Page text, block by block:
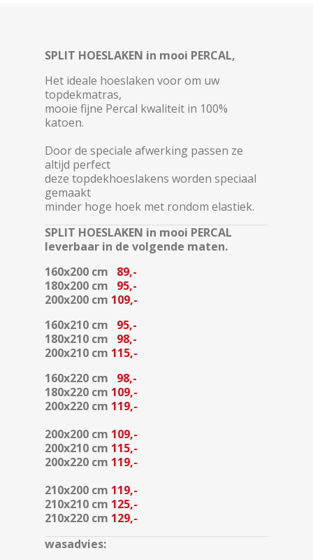
SPLIT HOESLAKEN in mooi PERCAL,
Het ideale hoeslaken voor om uw
topdekmatras,
mooie fijne Percal kwaliteit in 100%
katoen.
Door de speciale afwerking passen ze
altijd perfect
deze topdekhoeslakens worden speciaal
gemaakt
minder hoge hoek met rondom elastiek.
SPLIT HOESLAKEN in mooi PERCAL
leverbaar in de volgende maten.
160x200 cm 89,-
180x200 cm 95,-
200x200 cm 109,-
160x210 cm 95,-
180x210 cm 98,-
200x210 cm 115,-
160x220 cm 98,-
180x220 cm 109,-
200x220 cm 119,-
200x200 cm 109,-
200x210 cm 115,-
200x220 cm 119,-
210x200 cm 119,-
210x210 cm 125,-
210x220 cm 129,-
wasadvies: